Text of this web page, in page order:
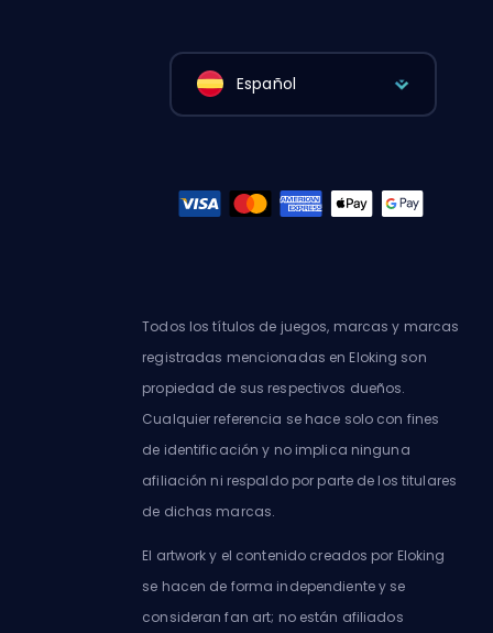
Español
Todos los títulos de juegos, marcas y marcas
registradas mencionadas en Eloking son
propiedad de sus respectivos dueños.
Cualquier referencia se hace solo con fines
de identificación y no implica ninguna
afiliación ni respaldo por parte de los titulares
de dichas marcas.
El artwork y el contenido creados por Eloking
se hacen de forma independiente y se
consideran fan art; no están afiliados